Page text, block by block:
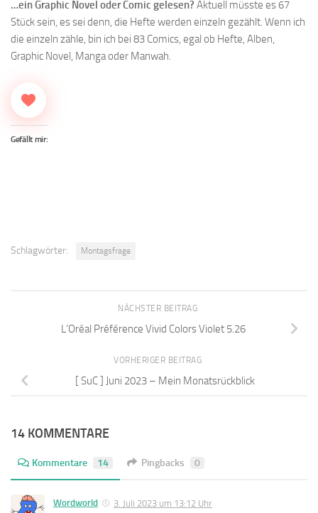
…ein Graphic Novel oder Comic gelesen? Aktuell müsste es 67
Stück sein, es sei denn, die Hefte werden einzeln gezählt. Wenn ich
die einzeln zähle, bin ich bei 83 Comics, egal ob Hefte, Alben,
Graphic Novel, Manga oder Manwah.
Gefällt mir:
Schlagwörter: Montagsfrage
NÄCHSTER BEITRAG
L’Oréal Préférence Vivid Colors Violet 5.26
VORHERIGER BEITRAG
[ SuC ] Juni 2023 – Mein Monatsrückblick
14 KOMMENTARE
Kommentare 14 Pingbacks 0
Wordworld
3. Juli 2023 um 13:12 Uhr